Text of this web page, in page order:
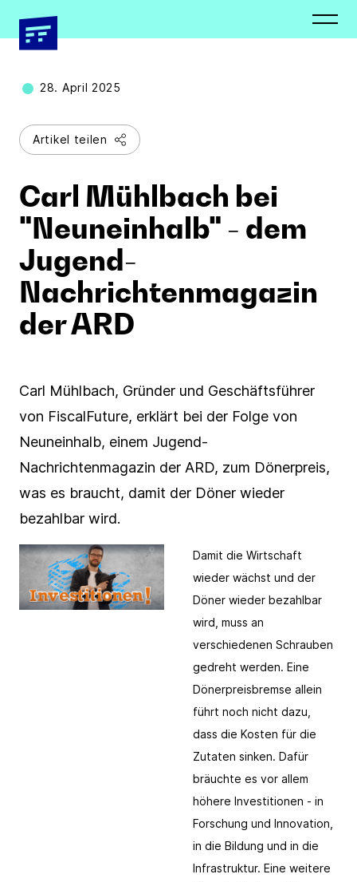
28. April 2025
Artikel teilen
Carl Mühlbach bei
"Neuneinhalb" - dem
Jugend-
Nachrichtenmagazin
der ARD
Carl Mühlbach, Gründer und Geschäftsführer
von FiscalFuture, erklärt bei der Folge von
Neuneinhalb, einem Jugend-
Nachrichtenmagazin der ARD, zum Dönerpreis,
was es braucht, damit der Döner wieder
bezahlbar wird.
Damit die Wirtschaft
wieder wächst und der
Döner wieder bezahlbar
wird, muss an
verschiedenen Schrauben
gedreht werden. Eine
Dönerpreisbremse allein
führt noch nicht dazu,
dass die Kosten für die
Zutaten sinken. Dafür
bräuchte es vor allem
höhere Investitionen - in
Forschung und Innovation,
in die Bildung und in die
Infrastruktur. Eine weitere
Newsletter Schließen
Nachname *
Hiermit bestätige ich das Laden von reCAPTCHA.
Es gelten die Google- Datenschutzbestimmungen
Nutzungsbedingungen.
Abbrechen
Presseverteiler Schließen
Nachname *
Hiermit bestätige ich das Laden von reCAPTCHA.
Nutzungsbedingungen.
Abbrechen Abonnieren